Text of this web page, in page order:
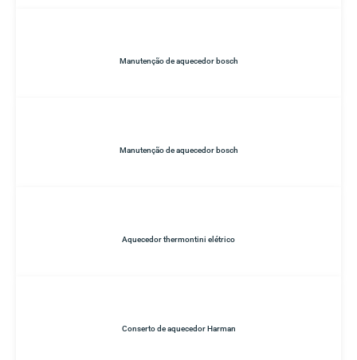
Manutenção de aquecedor bosch
Manutenção de aquecedor bosch
Aquecedor thermontini elétrico
Conserto de aquecedor Harman